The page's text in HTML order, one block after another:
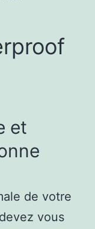
et
de votre
vous